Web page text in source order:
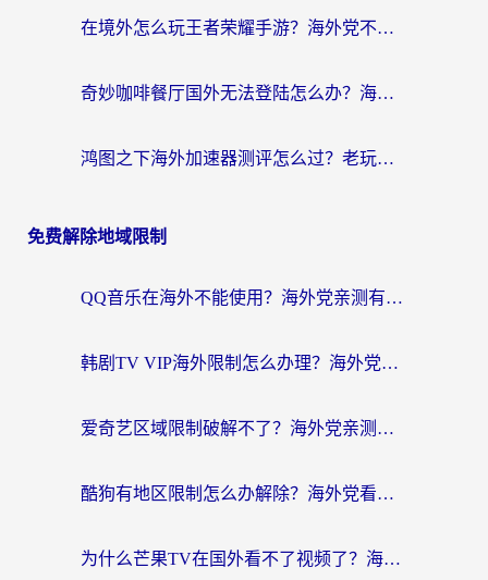
在境外怎么玩王者荣耀手游？海外党不卡顿的终极加速器选择指南
奇妙咖啡餐厅国外无法登陆怎么办？海外党必看的国服游戏加速全攻略
鸿图之下海外加速器测评怎么过？老玩家亲测有效的选择指南
免费解除地域限制
QQ音乐在海外不能使用？海外党亲测有效的回国加速解决方案来了
韩剧TV VIP海外限制怎么办理？海外党追剧看国内内容的实用指南
爱奇艺区域限制破解不了？海外党亲测有效的回国加速方案来了
酷狗有地区限制怎么办解除？海外党看国内剧听音乐的实用加速器指南
为什么芒果TV在国外看不了视频了？海外党追剧的终极解决方案来了